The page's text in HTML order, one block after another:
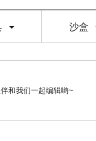
沙盒
和我们一起编辑哟~